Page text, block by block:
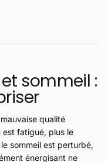
sommeil :
qualité
est fatigué, plus le
sommeil est perturbé,
énergisant ne